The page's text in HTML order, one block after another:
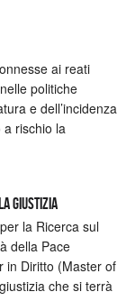
ai reati
politiche
e dell’incidenza
rischio la
giustizia
la Ricerca sul
della Pace
in Diritto (Master of
che si terrà